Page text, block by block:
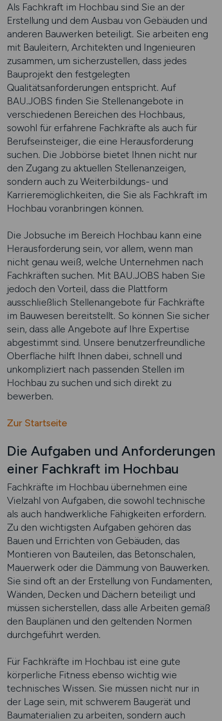
Als Fachkraft im Hochbau sind Sie an der
Erstellung und dem Ausbau von Gebäuden und
anderen Bauwerken beteiligt. Sie arbeiten eng
mit Bauleitern, Architekten und Ingenieuren
zusammen, um sicherzustellen, dass jedes
Bauprojekt den festgelegten
Qualitätsanforderungen entspricht. Auf
BAU.JOBS finden Sie Stellenangebote in
verschiedenen Bereichen des Hochbaus,
sowohl für erfahrene Fachkräfte als auch für
Berufseinsteiger, die eine Herausforderung
suchen. Die Jobbörse bietet Ihnen nicht nur
den Zugang zu aktuellen Stellenanzeigen,
sondern auch zu Weiterbildungs- und
Karrieremöglichkeiten, die Sie als Fachkraft im
Hochbau voranbringen können.
Die Jobsuche im Bereich Hochbau kann eine
Herausforderung sein, vor allem, wenn man
nicht genau weiß, welche Unternehmen nach
Fachkräften suchen. Mit BAU.JOBS haben Sie
jedoch den Vorteil, dass die Plattform
ausschließlich Stellenangebote für Fachkräfte
im Bauwesen bereitstellt. So können Sie sicher
sein, dass alle Angebote auf Ihre Expertise
abgestimmt sind. Unsere benutzerfreundliche
Oberfläche hilft Ihnen dabei, schnell und
unkompliziert nach passenden Stellen im
Hochbau zu suchen und sich direkt zu
bewerben.
Zur Startseite
Die Aufgaben und Anforderungen
einer Fachkraft im Hochbau
Fachkräfte im Hochbau übernehmen eine
Vielzahl von Aufgaben, die sowohl technische
als auch handwerkliche Fähigkeiten erfordern.
Zu den wichtigsten Aufgaben gehören das
Bauen und Errichten von Gebäuden, das
Montieren von Bauteilen, das Betonschalen,
Mauerwerk oder die Dämmung von Bauwerken.
Sie sind oft an der Erstellung von Fundamenten,
Wänden, Decken und Dächern beteiligt und
müssen sicherstellen, dass alle Arbeiten gemäß
den Bauplänen und den geltenden Normen
durchgeführt werden.
Für Fachkräfte im Hochbau ist eine gute
körperliche Fitness ebenso wichtig wie
technisches Wissen. Sie müssen nicht nur in
der Lage sein, mit schwerem Baugerät und
Baumaterialien zu arbeiten, sondern auch